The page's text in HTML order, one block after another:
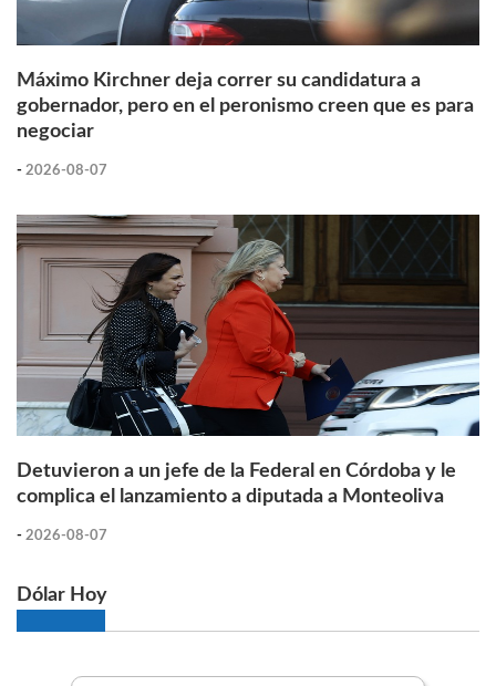
Máximo Kirchner deja correr su candidatura a
gobernador, pero en el peronismo creen que es para
negociar
- 2026-08-07
Detuvieron a un jefe de la Federal en Córdoba y le
complica el lanzamiento a diputada a Monteoliva
- 2026-08-07
Dólar Hoy